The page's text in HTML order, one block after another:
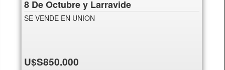
8 De Octubre y Larravide
SE VENDE EN UNION
U$S850.000